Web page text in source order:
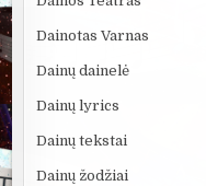
Dainotas Varnas
Dainų dainelė
Dainų lyrics
Dainų tekstai
Dainų žodžiai